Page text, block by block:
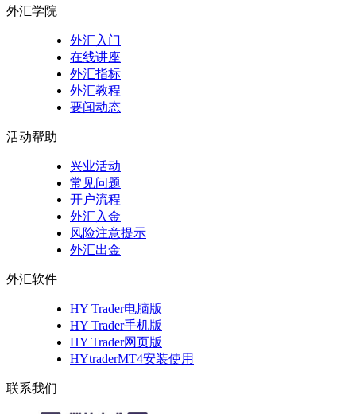
外汇学院
外汇入门
在线讲座
外汇指标
外汇教程
要闻动态
活动帮助
兴业活动
常见问题
开户流程
外汇入金
风险注意提示
外汇出金
外汇软件
HY Trader电脑版
HY Trader手机版
HY Trader网页版
HYtraderMT4安装使用
联系我们